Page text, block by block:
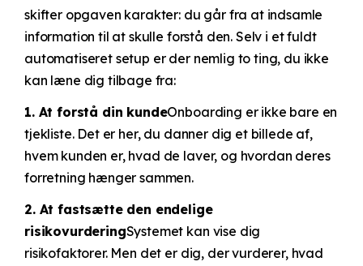
skifter opgaven karakter: du går fra at indsamle
information til at skulle forstå den. Selv i et fuldt
automatiseret setup er der nemlig to ting, du ikke
kan læne dig tilbage fra:
1. At forstå din kundeOnboarding er ikke bare en
tjekliste. Det er her, du danner dig et billede af,
hvem kunden er, hvad de laver, og hvordan deres
forretning hænger sammen.
2. At fastsætte den endelige
risikovurderingSystemet kan vise dig
risikofaktorer. Men det er dig, der vurderer, hvad